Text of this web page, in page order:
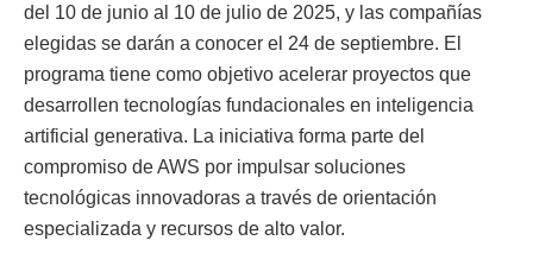
del 10 de junio al 10 de julio de 2025, y las compañías
elegidas se darán a conocer el 24 de septiembre. El
programa tiene como objetivo acelerar proyectos que
desarrollen tecnologías fundacionales en inteligencia
artificial generativa. La iniciativa forma parte del
compromiso de AWS por impulsar soluciones
tecnológicas innovadoras a través de orientación
especializada y recursos de alto valor.